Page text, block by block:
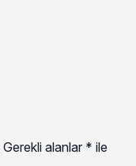
Gerekli alanlar * ile